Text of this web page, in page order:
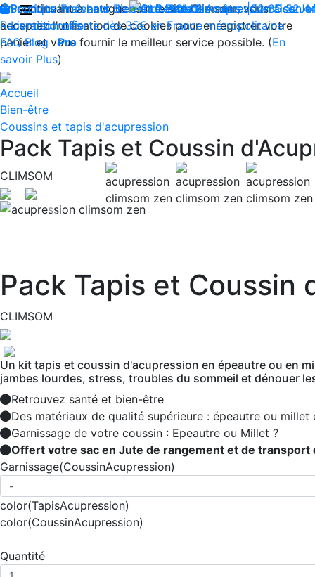
En continuant à naviguer sur le site Climsom, vous
acceptez l'utilisation de cookies pour enregistrer votre
panier et vous fournir le meilleur service possible. (En
savoir Plus)
Produits innovants de Santé et de Bien-être | Livraison
Livraison offerte dès 35€ en France métropolitaine
Contactez-nous : 02 85 52
Boutique Fraîcheur Bien-être Beauté Acupression Dos
Reconditionnés
FAQ Blog Pro
Accueil
Bien-être
Coussins et tapis d'acupression
Pack Tapis et Coussin
CLIMSOM
Previous
Pack Tapis et Coussin
CLIMSOM
Un kit tapis et coussin d'acupression en épeautre ou en
jambes lourdes, stress, troubles du sommeil et dénouer
Retrouvez santé et bien-être
Des matériaux de qualité supérieure : épeautre ou
Garnissage de votre coussin : Epeautre ou Millet ?
Offert votre sac en Jute de rangement et de transport
Garnissage(CoussinAcupression)
color(TapisAcupression)
color(CoussinAcupression)
Quantité